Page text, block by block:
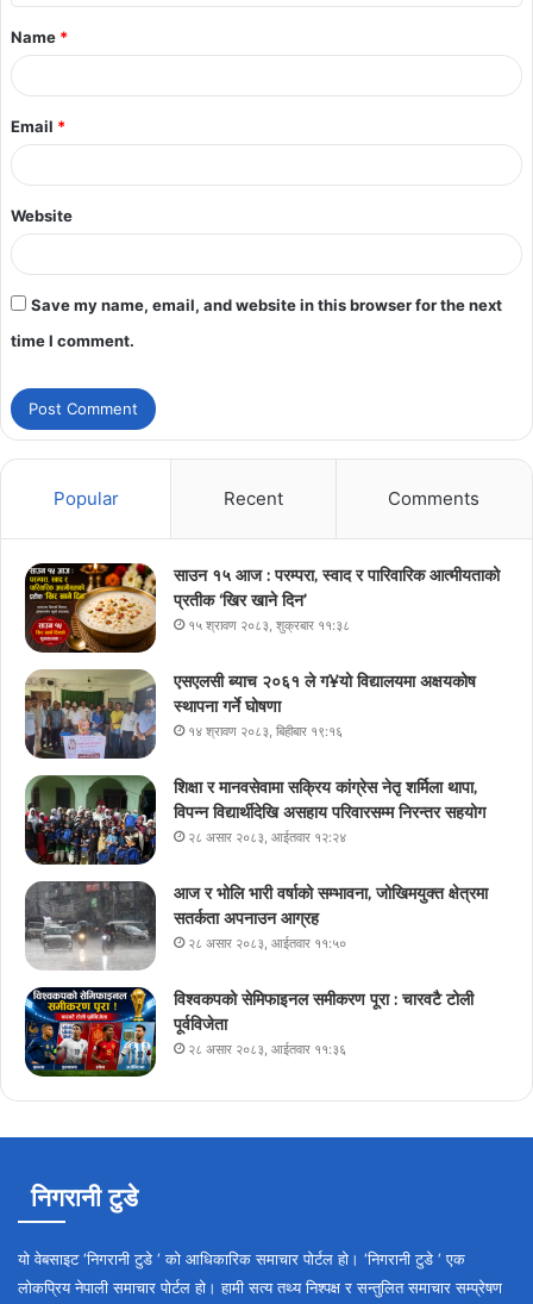
Name *
Email *
Website
Save my name, email, and website in this browser for the next
time I comment.
Popular Recent Comments
साउन १५ आज : परम्परा, स्वाद र पारिवारिक आत्मीयताको
प्रतीक ‘खिर खाने दिन’
१५ श्रावण २०८३, शुक्रबार ११:३८
एसएलसी ब्याच २०६१ ले ग¥यो विद्यालयमा अक्षयकोष
स्थापना गर्ने घोषणा
१४ श्रावण २०८३, बिहीबार १९:१६
शिक्षा र मानवसेवामा सक्रिय कांग्रेस नेतृ शर्मिला थापा,
विपन्न विद्यार्थीदेखि असहाय परिवारसम्म निरन्तर सहयोग
२८ असार २०८३, आईतवार १२:२४
आज र भोलि भारी वर्षाको सम्भावना, जोखिमयुक्त क्षेत्रमा
सतर्कता अपनाउन आग्रह
२८ असार २०८३, आईतवार ११:५०
विश्वकपको सेमिफाइनल समीकरण पूरा : चारवटै टोली
पूर्वविजेता
२८ असार २०८३, आईतवार ११:३६
निगरानी टुडे
यो वेबसाइट ‘निगरानी टुडे ‘ को आधिकारिक समाचार पोर्टल हो। ‘निगरानी टुडे ‘ एक
लोकप्रिय नेपाली समाचार पोर्टल हो। हामी सत्य तथ्य निश्पक्ष र सन्तुलित समाचार सम्प्रेषण